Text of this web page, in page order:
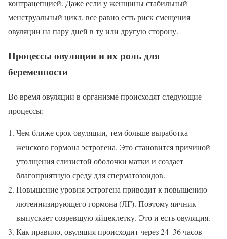
контрацепцией. Даже если у женщины стабильный
менструальный цикл, все равно есть риск смещения
овуляции на пару дней в ту или другую сторону.
Процессы овуляции и их роль для
беременности
Во время овуляции в организме происходят следующие
процессы:
Чем ближе срок овуляции, тем больше выработка
женского гормона эстрогена. Это становится причиной
утолщения слизистой оболочки матки и создает
благоприятную среду для сперматозоидов.
Повышение уровня эстрогена приводит к повышению
лютеинизирующего гормона (ЛГ). Поэтому яичник
выпускает созревшую яйцеклетку. Это и есть овуляция.
Как правило, овуляция происходит через 24–36 часов